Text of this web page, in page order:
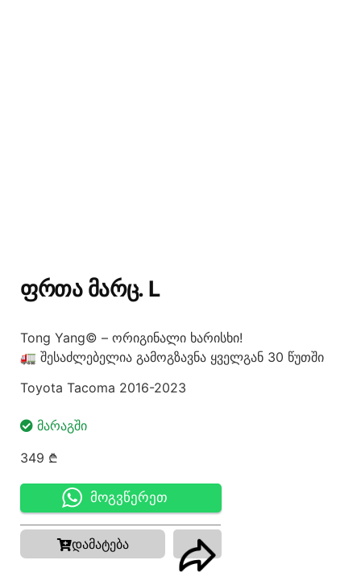
ᲤᲠᲗᲐ ᲛᲐᲠᲪ. L
Tong Yang© – ორიგინალი ხარისხი!
🚛 შესაძლებელია გამოგზავნა ყველგან 30 წუთში
Toyota Tacoma 2016-2023
ᲛᲐᲠᲐᲒᲨᲘ
349 ₾
მოგვწერეთ
დამატება